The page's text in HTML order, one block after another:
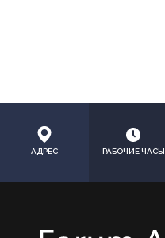
АДРЕС РАБОЧИЕ ЧАСЫ